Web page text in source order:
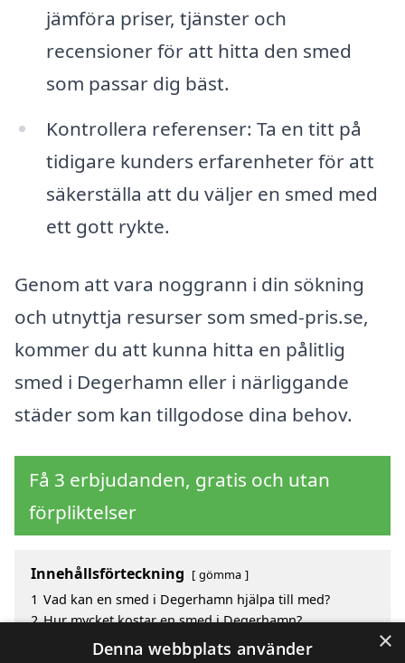
jämföra priser, tjänster och
recensioner för att hitta den smed
som passar dig bäst.
Kontrollera referenser: Ta en titt på
tidigare kunders erfarenheter för att
säkerställa att du väljer en smed med
ett gott rykte.
Genom att vara noggrann i din sökning
och utnyttja resurser som smed-pris.se,
kommer du att kunna hitta en pålitlig
smed i Degerhamn eller i närliggande
städer som kan tillgodose dina behov.
Få 3 erbjudanden, gratis och utan
förpliktelser
Innehållsförteckning gömma
1 Vad kan en smed i Degerhamn hjälpa till med?
2 Hur mycket kostar en smed i Degerhamn?
Fördelar med att välja smed i Degerhamn
×
Denna webbplats använder